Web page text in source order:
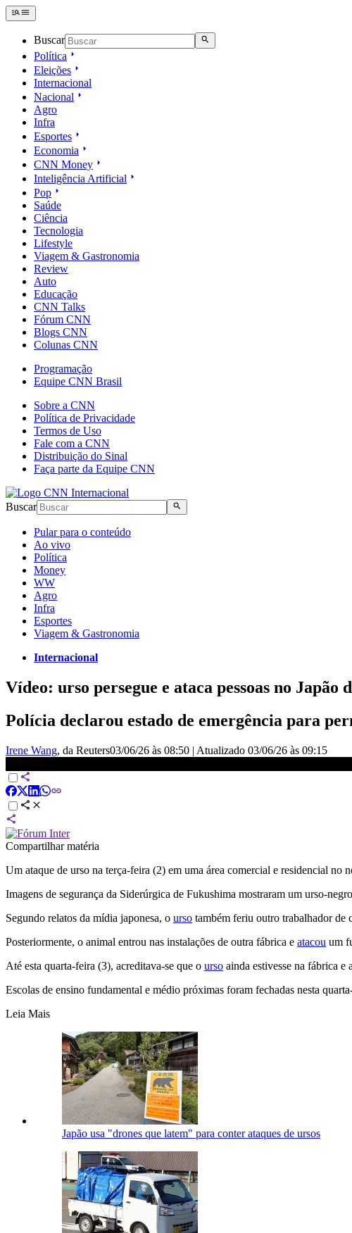
Buscar
Política
Eleições
Internacional
Nacional
Agro
Infra
Esportes
Economia
CNN Money
Inteligência Artificial
Pop
Saúde
Ciência
Tecnologia
Lifestyle
Viagem & Gastronomia
Review
Auto
Educação
CNN Talks
Fórum CNN
Blogs CNN
Colunas CNN
Programação
Equipe CNN Brasil
Sobre a CNN
Política de Privacidade
Termos de Uso
Fale com a CNN
Distribuição do Sinal
Faça parte da Equipe CNN
Buscar
Pular para o conteúdo
Ao vivo
Política
Money
WW
Agro
Infra
Esportes
Viagem & Gastronomia
Internacional
Vídeo: urso persegue e ataca pessoas no
Polícia declarou estado de emergência para
Irene Wang, da Reuters03/06/26 às 08:50 | Atualizado 03/06/26 às 09:15
Compartilhar matéria
Um ataque de urso na terça-feira (2) em uma área comercial e residencial no
Imagens de segurança da Siderúrgica de Fukushima mostraram um urso-
Segundo relatos da mídia japonesa, o urso também feriu outro trabalhador de
Posteriormente, o animal entrou nas instalações de outra fábrica e atacou um
Até esta quarta-feira (3), acreditava-se que o urso ainda estivesse na fábrica
Escolas de ensino fundamental e médio próximas foram fechadas nesta
Leia Mais
Japão usa "drones que latem" para conter ataques de ursos